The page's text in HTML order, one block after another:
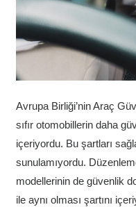
Avrupa Birliği’nin Araç
sıfır otomobillerin daha
içeriyordu. Bu şartları
sunulamıyordu.
modellerinin de güvenlik
ile aynı olması şartını